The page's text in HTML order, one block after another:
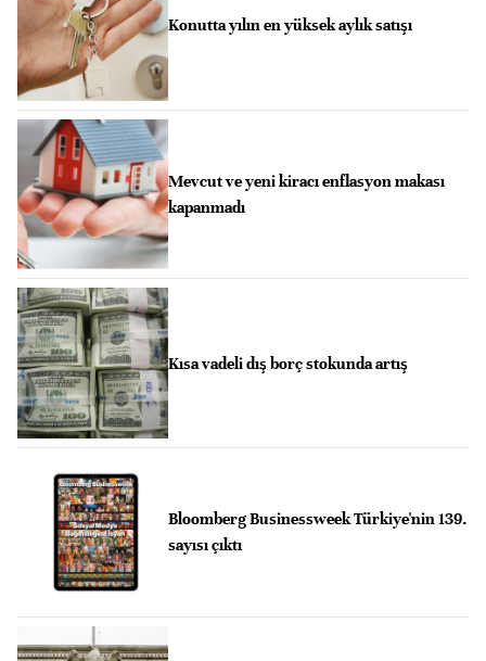
Konutta yılın en yüksek aylık satışı
Mevcut ve yeni kiracı enflasyon makası
kapanmadı
Kısa vadeli dış borç stokunda artış
Bloomberg Businessweek Türkiye'nin 139.
sayısı çıktı